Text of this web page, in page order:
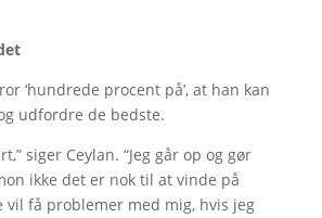
‘hundrede procent på’, at han kan
udfordre de bedste.
siger Ceylan. “Jeg går op og gør
ikke det er nok til at vinde på
vil få problemer med mig, hvis jeg